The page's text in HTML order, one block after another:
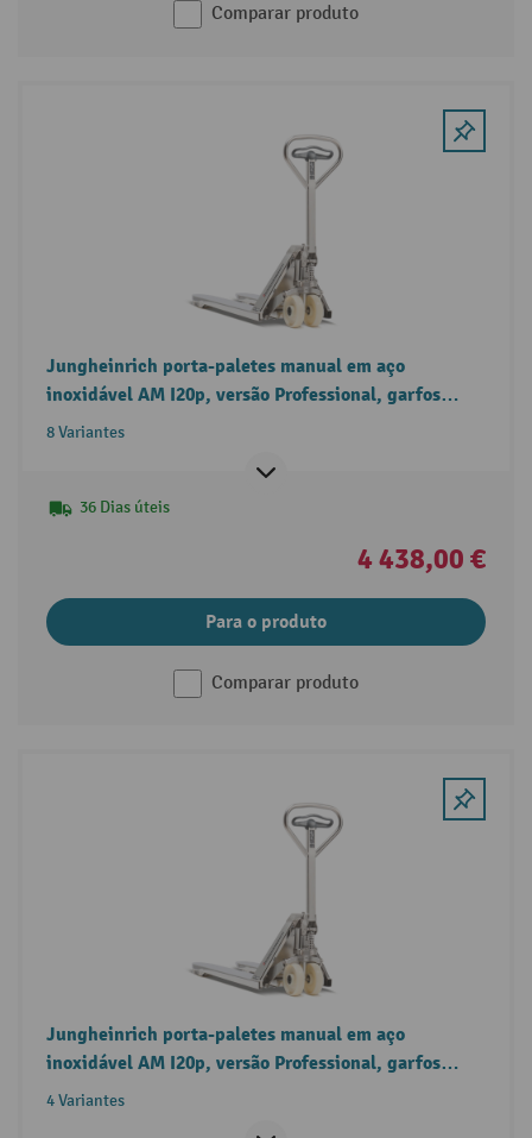
Comparar produto
Jungheinrich porta-paletes manual em aço
inoxidável AM I20p, versão Professional, garfos
curtos, capacidade de carga de 2000 kg
8 Variantes
36 Dias úteis
4 438,00 €
Para o produto
Comparar produto
Jungheinrich porta-paletes manual em aço
inoxidável AM I20p, versão Professional, garfos
longos, capacidade de carga de 2000 kg
4 Variantes